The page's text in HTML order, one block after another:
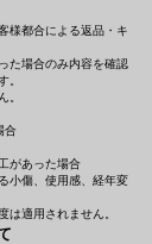
様都合による返品・キ
た場合のみ内容を確認
。
。
合
があった場合
小傷、使用感、経年変
は適用されません。